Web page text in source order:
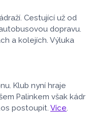
Cestující už od
dopravu.
a kolejích. Výluka
Klub nyní hraje
Palinkem však kádr
postoupit. Více.